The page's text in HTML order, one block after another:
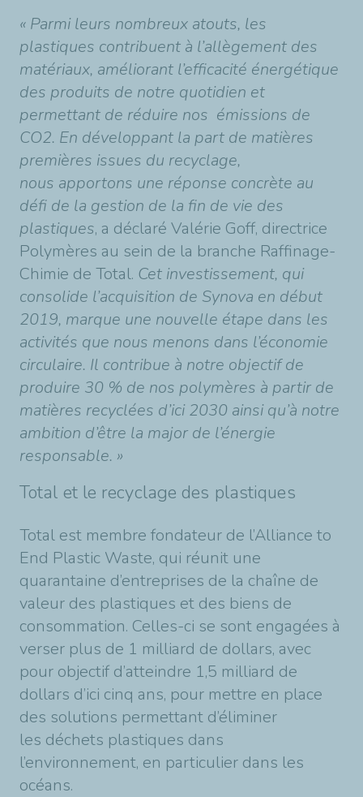
« Parmi leurs nombreux atouts, les
plastiques contribuent à l’allègement des
matériaux, améliorant l’efficacité énergétique
des produits de notre quotidien et
permettant de réduire nos émissions de
CO2. En développant la part de matières
premières issues du recyclage,
nous apportons une réponse concrète au
défi de la gestion de la fin de vie des
plastiques, a déclaré Valérie Goff, directrice
Polymères au sein de la branche Raffinage-
Chimie de Total. Cet investissement, qui
consolide l’acquisition de Synova en début
2019, marque une nouvelle étape dans les
activités que nous menons dans l’économie
circulaire. Il contribue à notre objectif de
produire 30 % de nos polymères à partir de
matières recyclées d’ici 2030 ainsi qu’à notre
ambition d’être la major de l’énergie
responsable. »
Total et le recyclage des plastiques
Total est membre fondateur de l’Alliance to
End Plastic Waste, qui réunit une
quarantaine d’entreprises de la chaîne de
valeur des plastiques et des biens de
consommation. Celles-ci se sont engagées à
verser plus de 1 milliard de dollars, avec
pour objectif d’atteindre 1,5 milliard de
dollars d’ici cinq ans, pour mettre en place
des solutions permettant d’éliminer
les déchets plastiques dans
l’environnement, en particulier dans les
océans.